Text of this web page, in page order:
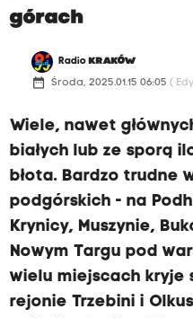
górach
Radio KRAKÓW
date_range Środa, 2025.01.15 06:05 (
Wiele, nawet
białych lub ze sporą
błota. Bardzo trudne
podgórskich - na
Krynicy, Muszynie,
Nowym Targu pod
wielu miejscach kryje
rejonie Trzebini i